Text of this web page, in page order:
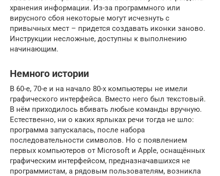
хранения информации. Из-за программного или
вирусного сбоя некоторые могут исчезнуть с
привычных мест – придется создавать иконки заново.
Инструкции несложные, доступны к выполнению
начинающим.
Немного истории
В 60-е, 70-е и на начало 80-х компьютеры не имели
графического интерфейса. Вместо него был текстовый.
В нём приходилось вбивать любые команды вручную.
Естественно, ни о каких ярлыках речи тогда не шло:
программа запускалась, после набора
последовательности символов. Но с появлением
первых компьютеров от Microsoft и Apple, оснащённых
графическим интерфейсом, предназначавшихся не
программистам, а рядовым пользователям, возникла